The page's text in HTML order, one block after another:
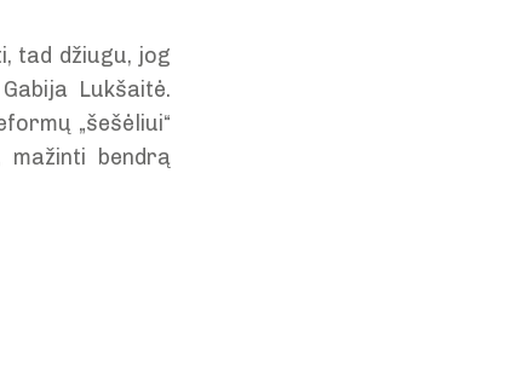
tad džiugu, jog
Lukšaitė.
„šešėliui“
mažinti bendrą